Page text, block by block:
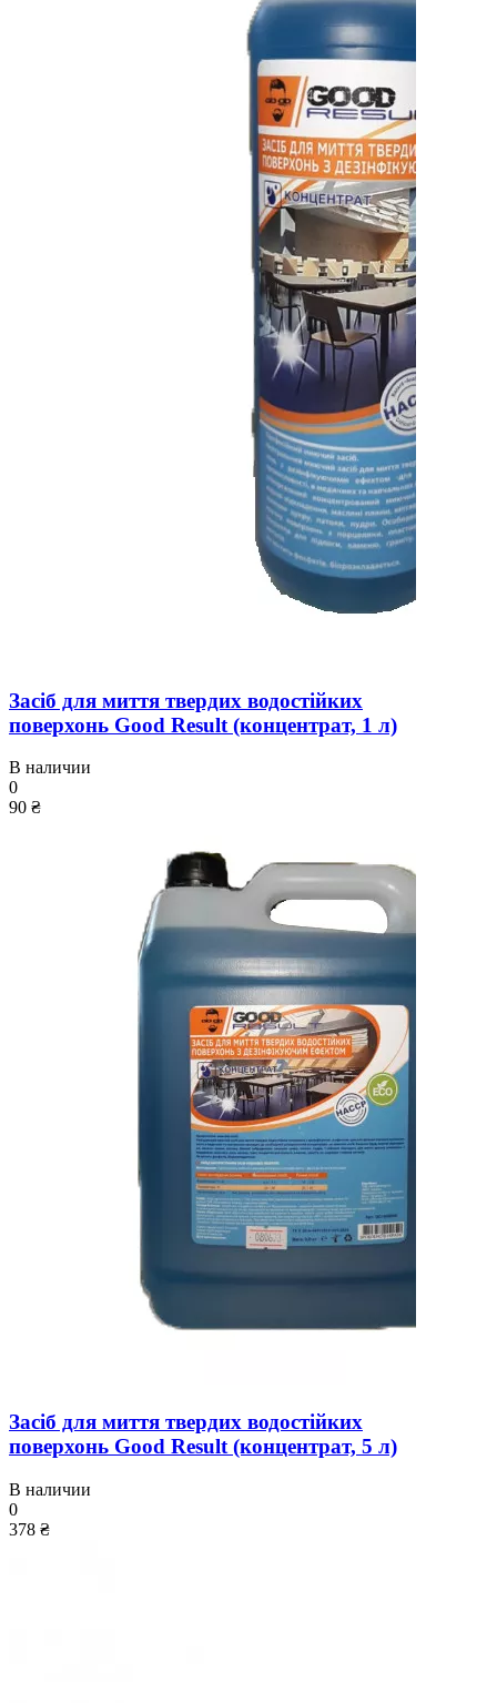
Засіб для миття твердих водостійких
поверхонь Good Result (концентрат, 1 л)
В наличии
0
90 ₴
Засіб для миття твердих водостійких
поверхонь Good Result (концентрат, 5 л)
В наличии
0
378 ₴